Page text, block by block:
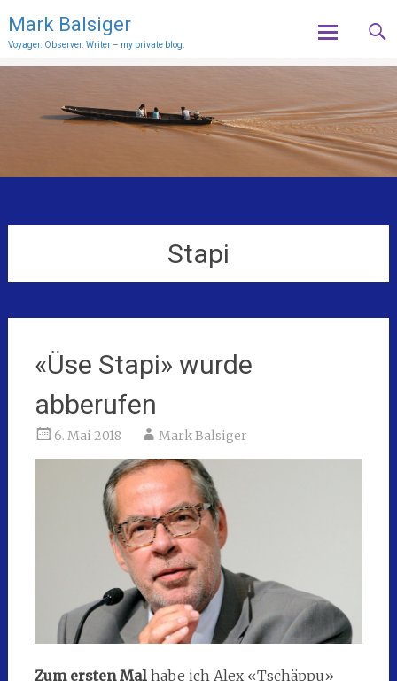
Mark Balsiger
Voyager. Observer. Writer – my private blog.
content
Stapi
«Üse Stapi» wurde
abberufen
6. Mai 2018 Mark Balsiger
Zum ersten Malhabe ich Alex «Tschäppu»